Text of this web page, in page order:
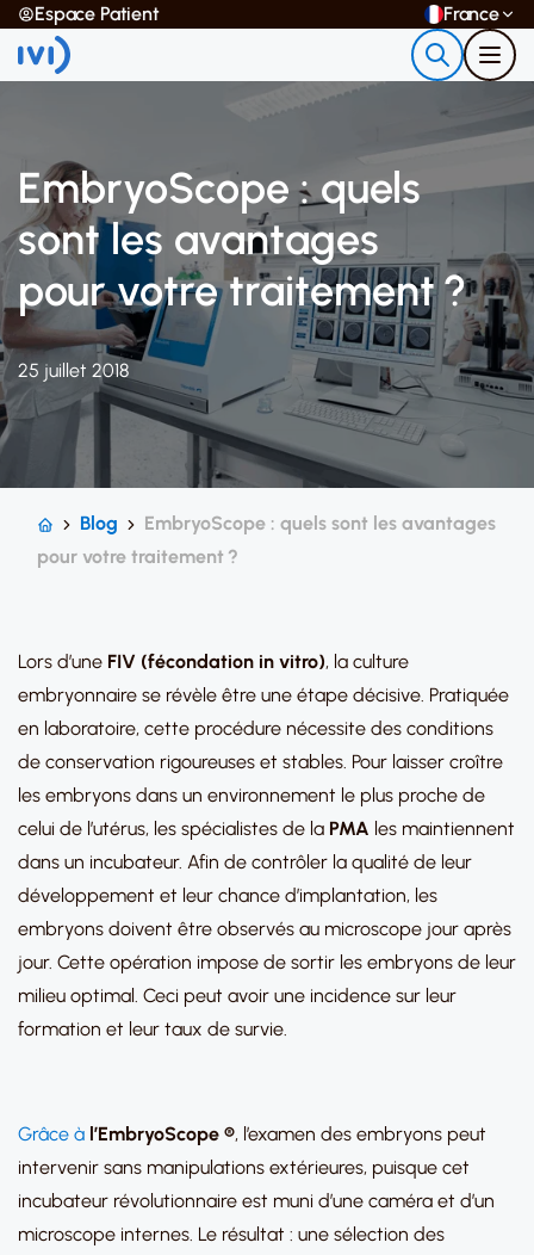
Espace Patient France
EmbryoScope : quels
sont les avantages
pour votre traitement ?
25 juillet 2018
Blog
EmbryoScope : quels sont les avantages
pour votre traitement ?
Lors d’une FIV (fécondation in vitro), la culture
embryonnaire se révèle être une étape décisive. Pratiquée
en laboratoire, cette procédure nécessite des conditions
de conservation rigoureuses et stables. Pour laisser croître
les embryons dans un environnement le plus proche de
celui de l’utérus, les spécialistes de la PMA les maintiennent
dans un incubateur. Afin de contrôler la qualité de leur
développement et leur chance d’implantation, les
embryons doivent être observés au microscope jour après
jour. Cette opération impose de sortir les embryons de leur
milieu optimal. Ceci peut avoir une incidence sur leur
formation et leur taux de survie.
Grâce à l’EmbryoScope ®, l’examen des embryons peut
intervenir sans manipulations extérieures, puisque cet
incubateur révolutionnaire est muni d’une caméra et d’un
microscope internes. Le résultat : une sélection des